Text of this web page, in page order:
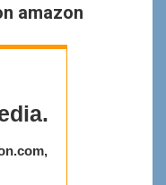
amazon